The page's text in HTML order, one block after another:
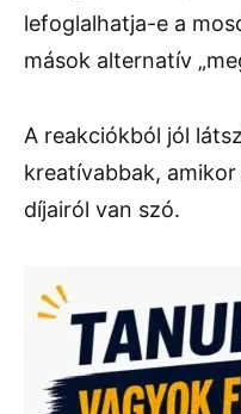
lefoglalhatja-e a
mások alternatív
A reakciókból jól
kreatívabbak,
díjairól van szó.